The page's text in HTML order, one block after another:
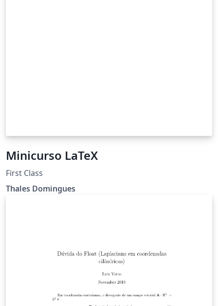
Minicurso LaTeX
First Class
Thales Domingues